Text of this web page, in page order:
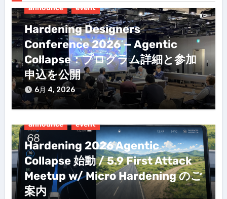
announce event
Hardening Designers
Conference 2026 — Agentic
Collapse：プログラム詳細と参加
申込を公開
6月 4, 2026
announce event
Hardening 2026 Agentic
Collapse 始動 / 5.9 First Attack
Meetup w/ Micro Hardening のご
案内